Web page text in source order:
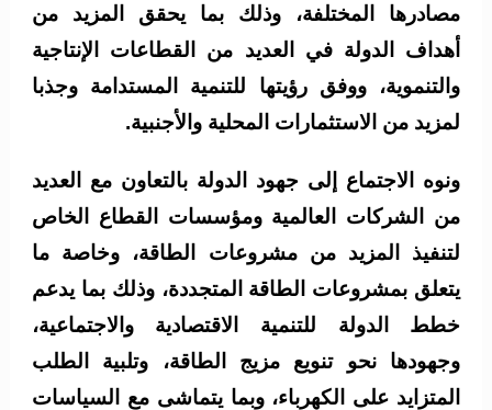
مصادرها المختلفة، وذلك بما يحقق المزيد من
أهداف الدولة في العديد من القطاعات الإنتاجية
والتنموية، ووفق رؤيتها للتنمية المستدامة وجذبا
لمزيد من الاستثمارات المحلية والأجنبية.
ونوه الاجتماع إلى جهود الدولة بالتعاون مع العديد
من الشركات العالمية ومؤسسات القطاع الخاص
لتنفيذ المزيد من مشروعات الطاقة، وخاصة ما
يتعلق بمشروعات الطاقة المتجددة، وذلك بما يدعم
خطط الدولة للتنمية الاقتصادية والاجتماعية،
وجهودها نحو تنويع مزيج الطاقة، وتلبية الطلب
المتزايد على الكهرباء، وبما يتماشى مع السياسات